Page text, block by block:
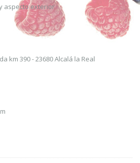
aspecto exterior
km 390 -23680 Alcalá la Real